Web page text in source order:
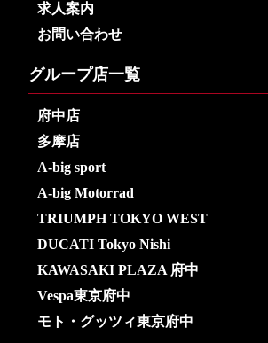
求人案内
お問い合わせ
グループ店一覧
府中店
多摩店
A-big sport
A-big Motorrad
TRIUMPH TOKYO WEST
DUCATI Tokyo Nishi
KAWASAKI PLAZA 府中
Vespa東京府中
モト・グッツィ東京府中